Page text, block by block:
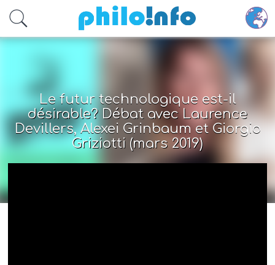
Accéder au contenu principal
Le futur technologique est-il
désirable? Débat avec Laurence
Devillers, Alexei Grinbaum et Giorgio
Griziotti (mars 2019)